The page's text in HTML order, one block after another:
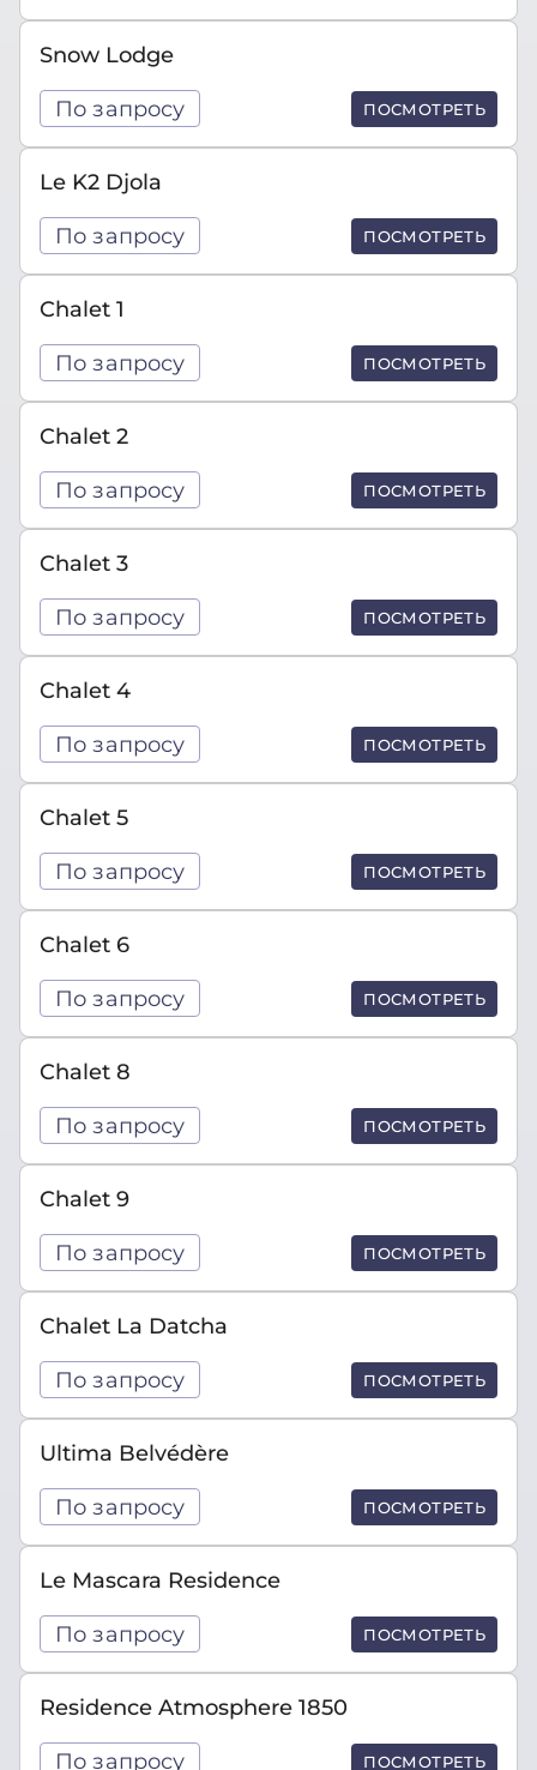
Snow Lodge
По запросу ПОСМОТРЕТЬ
Le K2 Djola
По запросу ПОСМОТРЕТЬ
Chalet 1
По запросу ПОСМОТРЕТЬ
Chalet 2
По запросу ПОСМОТРЕТЬ
Chalet 3
По запросу ПОСМОТРЕТЬ
Chalet 4
По запросу ПОСМОТРЕТЬ
Chalet 5
По запросу ПОСМОТРЕТЬ
Chalet 6
По запросу ПОСМОТРЕТЬ
Chalet 8
По запросу ПОСМОТРЕТЬ
Chalet 9
По запросу ПОСМОТРЕТЬ
Chalet La Datcha
По запросу ПОСМОТРЕТЬ
Ultima Belvédère
По запросу ПОСМОТРЕТЬ
Le Mascara Residence
По запросу ПОСМОТРЕТЬ
Residence Atmosphere 1850
По запросу ПОСМОТРЕТЬ